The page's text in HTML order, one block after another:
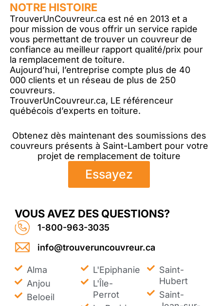
NOTRE HISTOIRE
TrouverUnCouvreur.ca est né en 2013 et a
pour mission de vous offrir un service rapide
vous permettant de trouver un couvreur de
confiance au meilleur rapport qualité/prix pour
la remplacement de toiture.
Aujourd’hui, l’entreprise compte plus de 40
000 clients et un réseau de plus de 250
couvreurs.
TrouverUnCouvreur.ca, LE référenceur
québécois d’experts en toiture.
Obtenez dès maintenant des soumissions des
couvreurs présents à Saint-Lambert pour votre
projet de remplacement de toiture
Essayez
VOUS AVEZ DES QUESTIONS?
1-800-963-3035
info@trouveruncouvreur.ca
Alma
Anjou
Beloeil
L'Epiphanie
L'Île-
Perrot
Saint-
Hubert
Saint-